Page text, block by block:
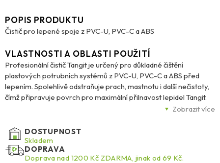
POPIS PRODUKTU
Čistič pro lepené spoje z PVC-U, PVC-C a ABS
Zobrazit více
VLASTNOSTI A OBLASTI POUŽITÍ
Profesionální čistič Tangit je určený pro důkladné čištění
plastových potrubních systémů z PVC-U, PVC-C a ABS před
lepením. Spolehlivě odstraňuje prach, mastnotu i další nečistoty,
čímž připravuje povrch pro maximální přilnavost lepidel Tangit.
Jeho silný čisticí a rozpouštěcí účinek zabraňuje vzniku netěsností
čistotou, zasychá beze zbytků a je nezbytnou systémovou
součástí při instalaci plastových potrubních rozvodů.
DOSTUPNOST
Skladem
DOPRAVA
Doprava nad 1200 Kč ZDARMA, jinak od 69 Kč.